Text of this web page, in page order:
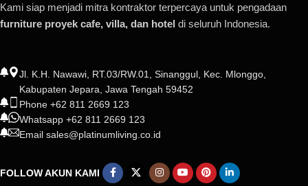
Kami siap menjadi mitra kontraktor terpercaya untuk pengadaan
furniture proyek cafe, villa, dan hotel di seluruh Indonesia.
Jl. K.H. Nawawi, RT.03/RW.01, Sinanggul, Kec. Mlonggo,
Kabupaten Jepara, Jawa Tengah 59452
Phone +62 811 2669 123
Whatsapp +62 811 2669 123
Email sales@platinumliving.co.id
FOLLOW AKUN KAMI